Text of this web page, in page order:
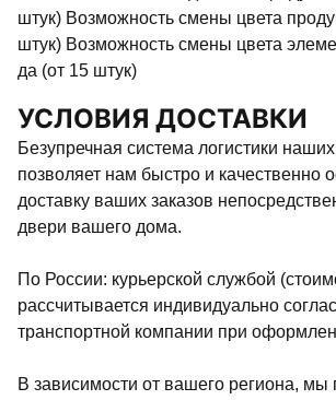
штук) Возможность смены цвета
штук) Возможность смены цвета
да (от 15 штук)
УСЛОВИЯ ДОСТАВКИ
Безупречная система логистики
позволяет нам быстро и качественно
доставку ваших заказов
двери вашего дома.
По России: курьерской службой
рассчитывается индивидуально
транспортной компании при
В зависимости от вашего региона, мы